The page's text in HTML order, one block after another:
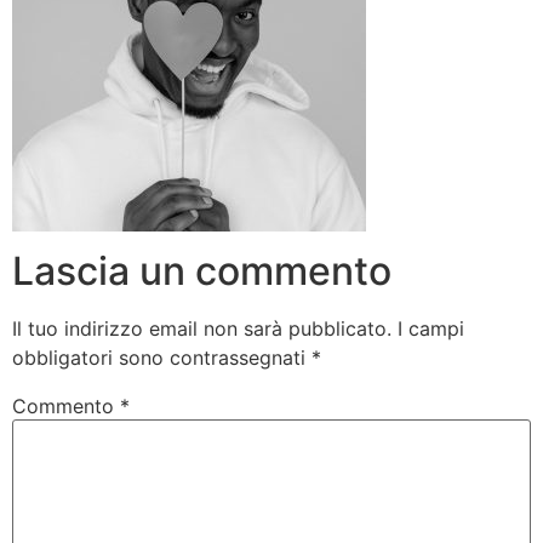
Lascia un commento
Il tuo indirizzo email non sarà pubblicato. I campi
obbligatori sono contrassegnati *
Commento *